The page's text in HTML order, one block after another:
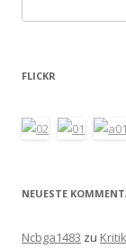
nach:
FLICKR
NEUESTE
Ncbga1483 zu